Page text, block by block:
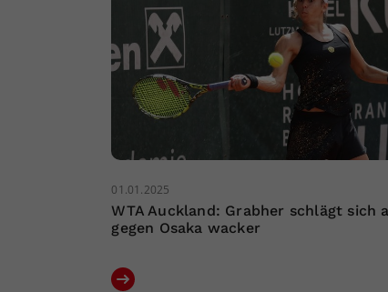
01.01.2025
WTA Auckland: Grabher schlägt sich
gegen Osaka wacker